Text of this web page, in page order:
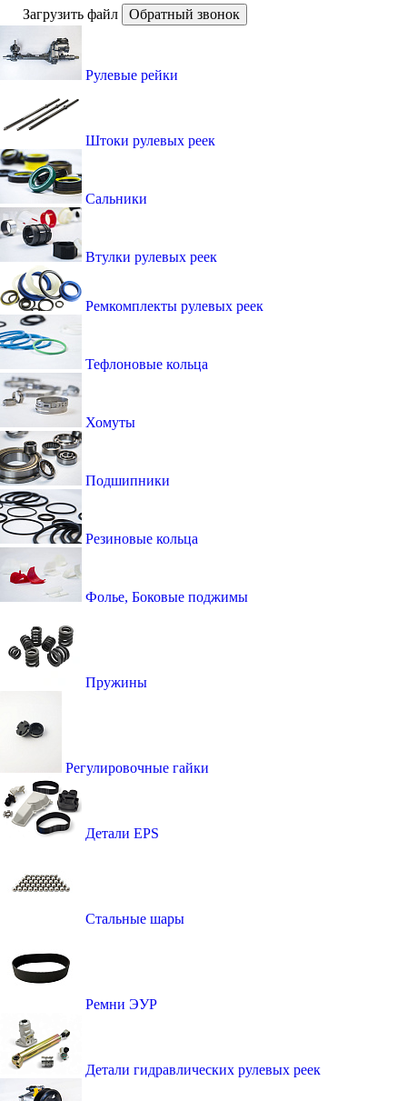
Загрузить файл
Обратный звонок
Рулевые рейки
Штоки рулевых реек
Сальники
Втулки рулевых реек
Ремкомплекты рулевых реек
Тефлоновые кольца
Хомуты
Подшипники
Резиновые кольца
Фолье, Боковые поджимы
Пружины
Регулировочные гайки
Детали EPS
Стальные шары
Ремни ЭУР
Детали гидравлических рулевых реек